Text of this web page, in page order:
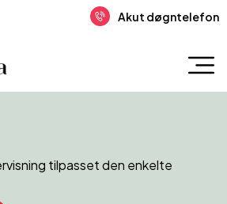
Akut døgntelefon
tilpasset den enkelte